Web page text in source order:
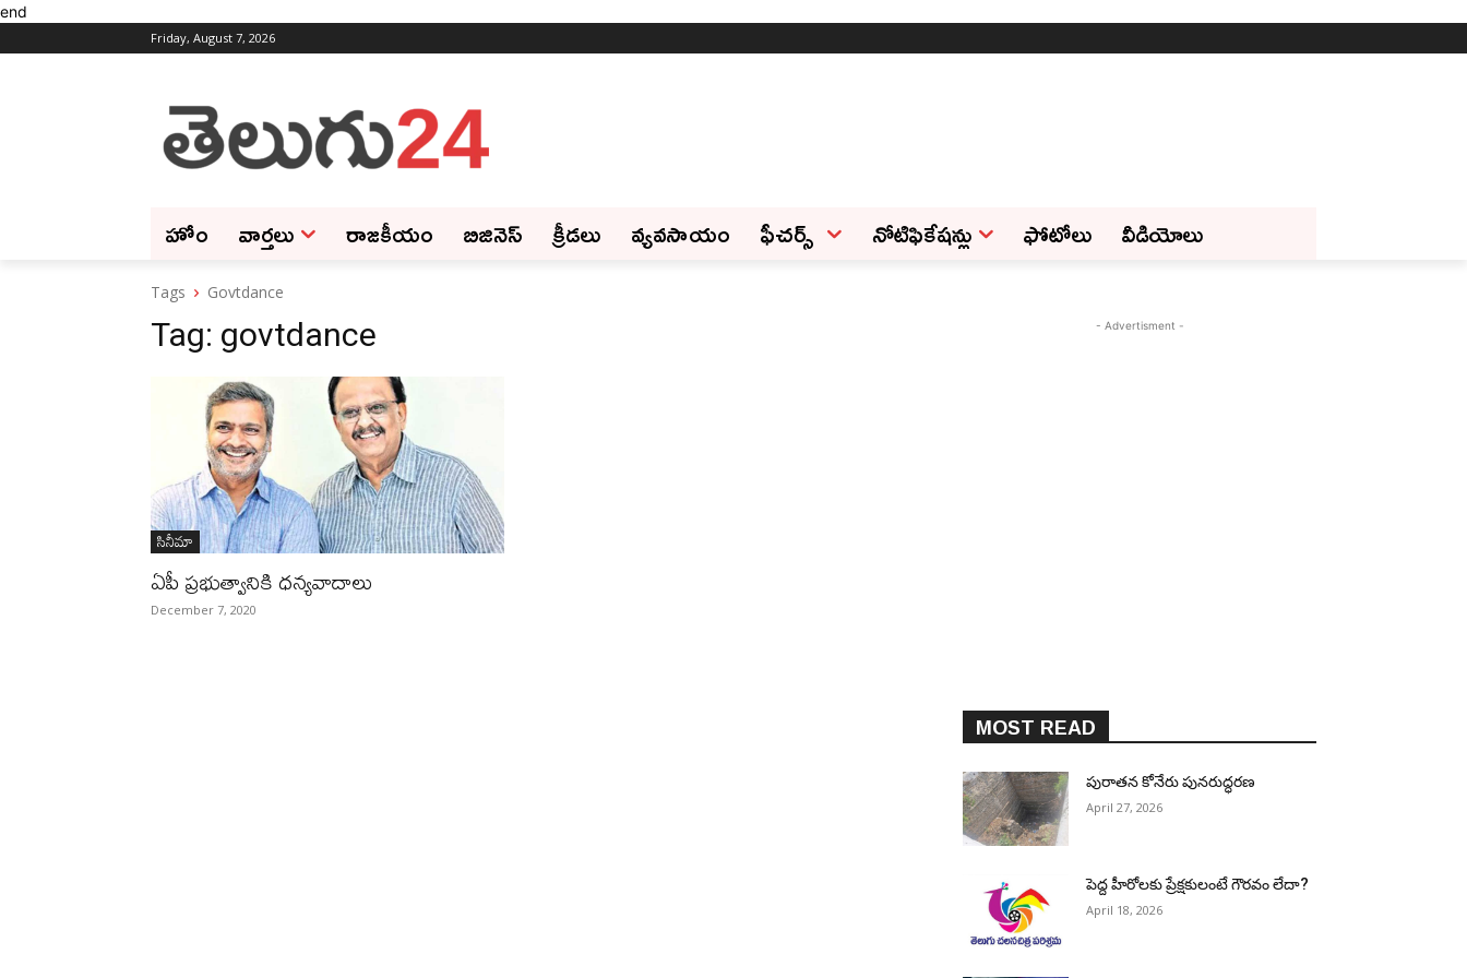
end
Friday, August 7, 2026
హోం వార్తలు రాజకీయం బిజినెస్‌ క్రీడలు వ్యవసాయం ఫీచ‌ర్స్ ‌ నోటిఫికేషన్లు ఫోటోలు వీడియోలు
Tags Govtdance
Tag: govtdance
సినీమా
ఏపీ ప్రభుత్వానికి ధన్యవాదాలు
December 7, 2020
- Advertisment -
MOST READ
పురాత‌న కోనేరు పున‌రుద్ధ‌ర‌ణ
April 27, 2026
పెద్ద హీరోల‌కు ప్రేక్ష‌కులంటే గౌర‌వం లేదా?
April 18, 2026